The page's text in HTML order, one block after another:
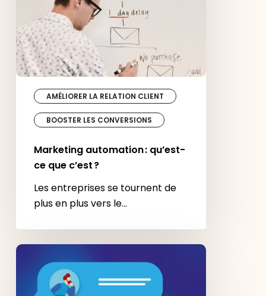
AMÉLIORER LA RELATION CLIENT
BOOSTER LES CONVERSIONS
Marketing automation : qu’est-
ce que c’est ?
Les entreprises se tournent de
plus en plus vers le…
Le
indispensable